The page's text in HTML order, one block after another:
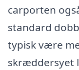
carporten
standard
typisk være
skræddersyet